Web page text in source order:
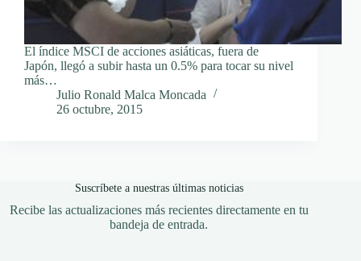
El índice MSCI de acciones asiáticas, fuera de
Japón, llegó a subir hasta un 0.5% para tocar su nivel
más…
Julio Ronald Malca Moncada
26 octubre, 2015
Suscríbete a nuestras últimas noticias
Recibe las actualizaciones más recientes directamente en tu
bandeja de entrada.